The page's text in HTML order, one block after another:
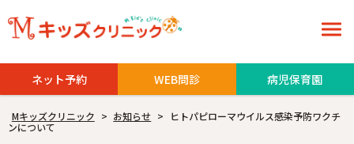
ネット予約 WEB問診 病児保育園
Mキッズクリニック > お知らせ >
ヒトパピローマウイルス感染予防ワクチ
ンについて